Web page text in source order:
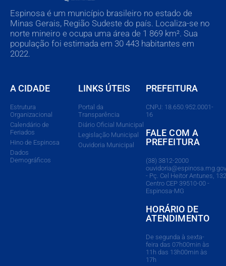
Espinosa é um município brasileiro no estado de
Minas Gerais, Região Sudeste do país. Localiza-se no
norte mineiro e ocupa uma área de 1 869 km². Sua
população foi estimada em 30 443 habitantes em
2022.
A CIDADE
Estrutura
Organizacional
Calendário de
Feriados
Hino de Espinosa
Dados
Demográficos
LINKS ÚTEIS
Portal da
Transparência
Diário Oficial Municipal
Legislação Municipal
Ouvidoria Municipal
PREFEITURA
CNPJ: 18.650.952.0001-
16
FALE COM A
PREFEITURA
(38) 3812-2000
- Pç. Cel Heitor Antunes,
Centro CEP 39510-00 -
Espinosa-MG
HORÁRIO DE
ATENDIMENTO
De segunda à sexta-
feira das 07h00min às
11h das 13h00min às
17h